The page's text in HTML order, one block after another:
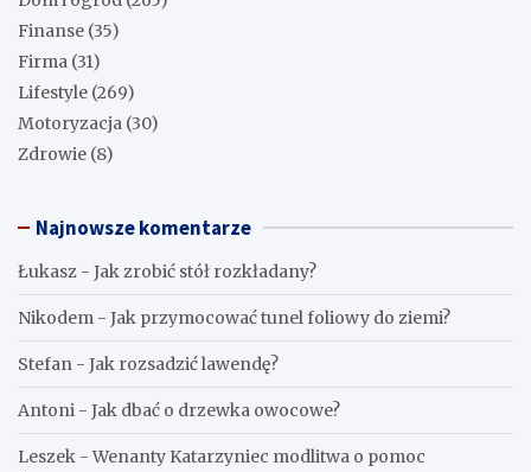
Finanse (35)
Firma (31)
Lifestyle (269)
Motoryzacja (30)
Zdrowie (8)
Najnowsze komentarze
Łukasz - Jak zrobić stół rozkładany?
Nikodem - Jak przymocować tunel foliowy do ziemi?
Stefan - Jak rozsadzić lawendę?
Antoni - Jak dbać o drzewka owocowe?
Leszek -Wenanty Katarzyniec modlitwa o pomoc